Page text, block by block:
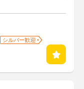
シルバー歓迎